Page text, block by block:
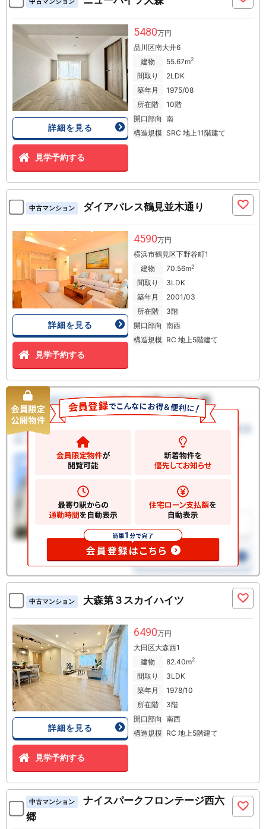
詳細を見る
見学予約する
5480万円
品川区南大井6
建物
55.67m2
間取り
2LDK
築年月
1975/08
所在階
10階
開口部向 南
構造規模 SRC 地上11階建て
中古マンション ダイアパレス鶴見並木通り
詳細を見る
見学予約する
4590万円
横浜市鶴見区下野谷町1
建物
70.56m2
間取り
3LDK
築年月
2001/03
所在階
3階
開口部向 南西
構造規模 RC 地上5階建て
中古マンション 大森第３スカイハイツ
詳細を見る
見学予約する
6490万円
大田区大森西1
建物
82.40m2
間取り
3LDK
築年月
1978/10
所在階
3階
開口部向 南西
構造規模 RC 地上5階建て
中古マンション
ナイスパークフロンテージ西六
郷